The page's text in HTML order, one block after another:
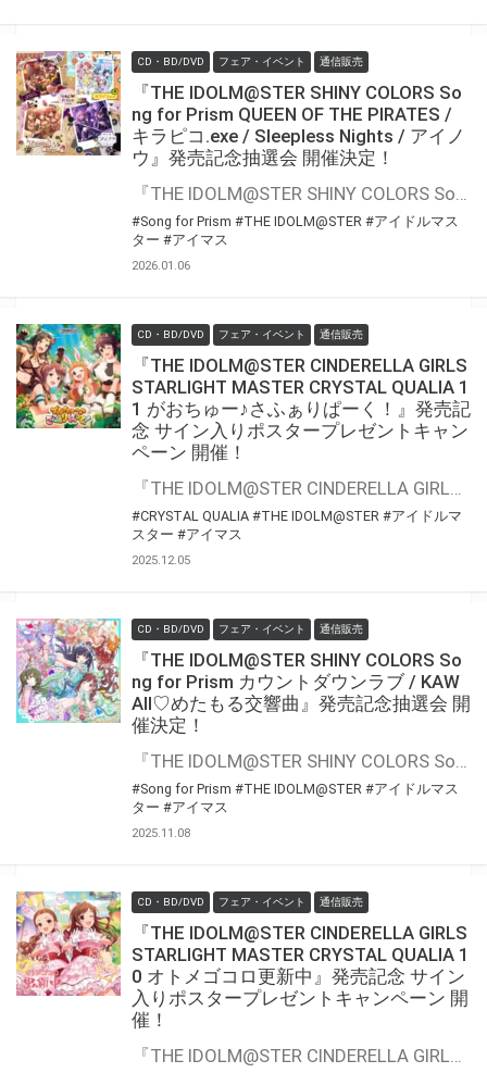
CD・BD/DVD フェア・イベント 通信販売
『THE IDOLM@STER SHINY COLORS So
ng for Prism QUEEN OF THE PIRATES /
キラピコ.exe / Sleepless Nights / アイノ
ウ』発売記念抽選会 開催決定！
#Song for Prism #THE IDOLM@STER #アイドルマス
ター #アイマス
2026.01.06
CD・BD/DVD フェア・イベント 通信販売
『THE IDOLM@STER CINDERELLA GIRLS
STARLIGHT MASTER CRYSTAL QUALIA 1
1 がおちゅー♪さふぁりぱーく！』発売記
念 サイン入りポスタープレゼントキャン
ペーン 開催！
#CRYSTAL QUALIA #THE IDOLM@STER #アイドルマ
スター #アイマス
2025.12.05
CD・BD/DVD フェア・イベント 通信販売
『THE IDOLM@STER SHINY COLORS So
ng for Prism カウントダウンラブ / KAW
AII♡めたもる交響曲』発売記念抽選会 開
催決定！
#Song for Prism #THE IDOLM@STER #アイドルマス
ター #アイマス
2025.11.08
CD・BD/DVD フェア・イベント 通信販売
『THE IDOLM@STER CINDERELLA GIRLS
STARLIGHT MASTER CRYSTAL QUALIA 1
0 オトメゴコロ更新中』発売記念 サイン
入りポスタープレゼントキャンペーン 開
催！